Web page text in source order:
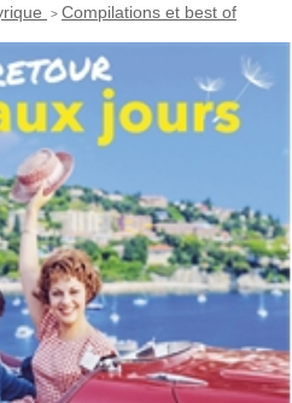
> Compilations et best of